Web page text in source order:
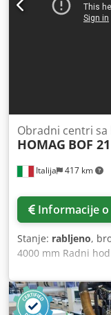
Italija 417 km
Obradni centri
HOMAG BOF
Informacije
Stanje: rabljeno,
4000 mm Radni
vakuumskim
15 kW Broj
Broj bušaćih